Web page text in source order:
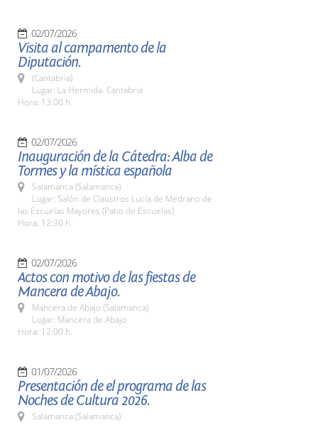
02/07/2026
Visita al campamento de la
Diputación.
(Cantabria)
Lugar: La Hermida. Cantabria
Hora: 13:00 h.
02/07/2026
Inauguración de la Cátedra: Alba de
Tormes y la mística española
Salamanca (Salamanca)
Lugar: Salón de Claustros Lucía de Medrano de
las Escuelas Mayores (Patio de Escuelas)
Hora: 12:30 h.
02/07/2026
Actos con motivo de las fiestas de
Mancera de Abajo.
Mancera de Abajo (Salamanca)
Lugar: Mancera de Abajo
Hora: 12:00 h.
01/07/2026
Presentación de el programa de las
Noches de Cultura 2026.
Salamanca (Salamanca)